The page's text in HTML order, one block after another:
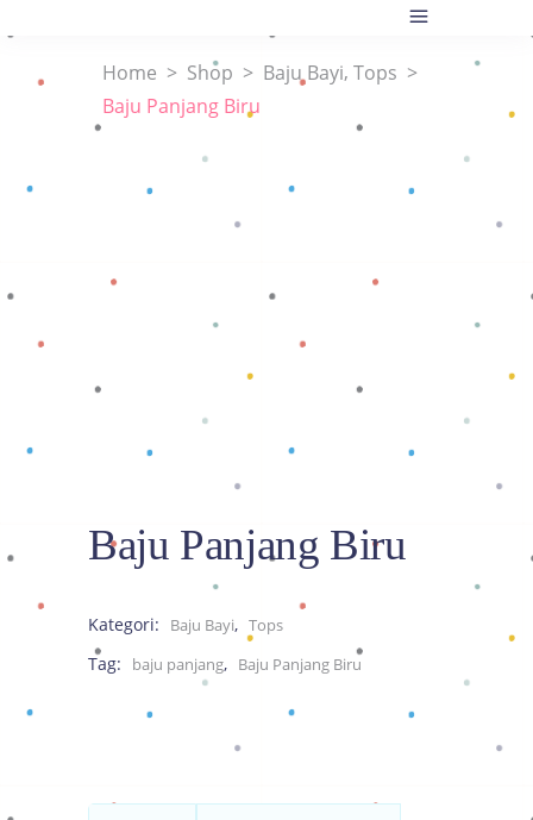
Home > Shop > Baju Bayi, Tops >
Baju Panjang Biru
Baju Panjang Biru
Kategori: Baju Bayi, Tops
Tag: baju panjang, Baju Panjang Biru